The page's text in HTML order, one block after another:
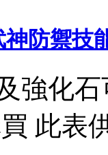
防禦技
強化
此表